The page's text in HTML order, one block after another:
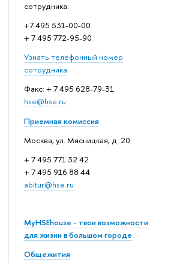
сотрудника:
+7 495 531-00-00
+ 7 495 772-95-90
Узнать телефонный номер
сотрудника
Факс: + 7 495 628-79-31
hse@hse.ru
Приемная комиссия
Москва, ул. Мясницкая, д. 20
+ 7 495 771 32 42
+ 7 495 916 88 44
abitur@hse.ru
MyHSEhouse - твои возможности
для жизни в большом городе
Общежития